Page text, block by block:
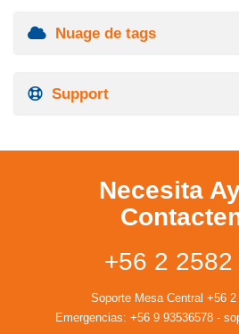
Nuage de tags
Support
Necesita
+56 2 2582
Soporte Mesa Central +56 2
Emergencias: +56 9 93536578-